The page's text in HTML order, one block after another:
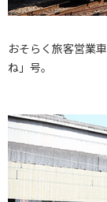
おそらく旅客営業
ね」号。